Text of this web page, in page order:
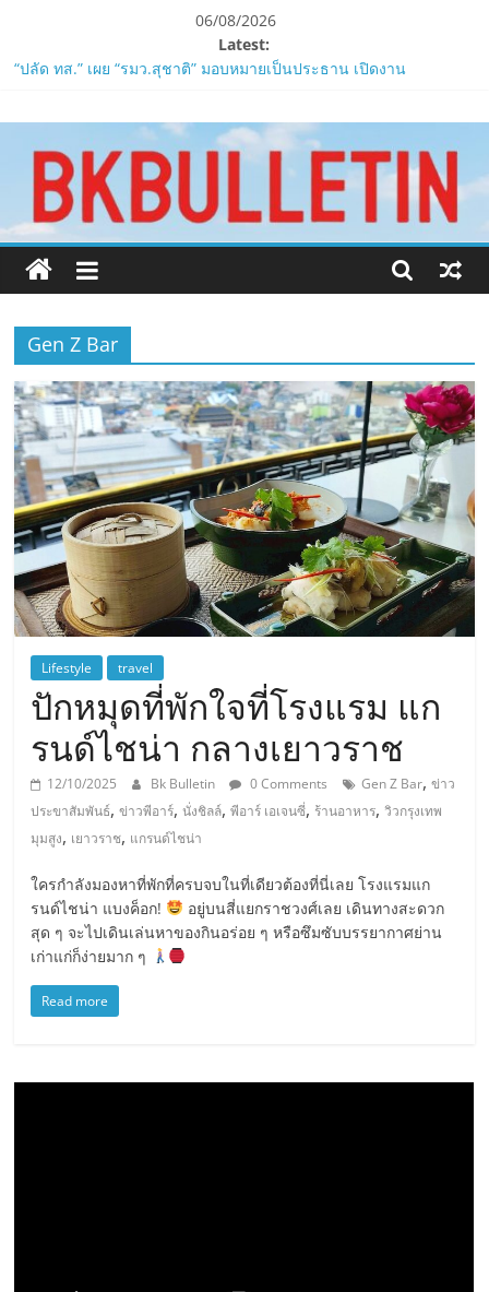
content
06/08/2026
Latest:
ZTE จับมือ AIS อัปเกรด Backbone Networkสำหรับภาครัฐและองค์กร
ธุรกิจ มุ่งเสริมรากฐานเศรษฐกิจดิจิทัลให้แกร่งยิ่งขึ้น
Biodiversity & Bioeconomy Forum 2026เดินหน้าขับเคลื่อน
นโยบาย Nature Positive สู่เศรษฐกิจชีวภาพที่ยั่งยืน
ห้ามพลาด! Smilegate เปิดตัว ‘เฮเลนา’ เซิร์ฟเวอร์ใหม่ของ
LORDNINE 29 ก.ค. นี้
LORDNINE ครบรอบ 1 ปี! Smilegate เปิด “Helena” เซิร์ฟฯ ใหม่
พร้อมอาวุธเคียวและศึกกิลด์-PvP เดือดครึ่งปีหลัง 2026
Smilegate ฉลองครบรอบ 1 ปี “Lordnine”เปิดตัวเซิร์ฟใหม่ ‘Helena’
บูสต์ EXP กระฉูด 50% พร้อมแจกซัมมอนสูงสุด 1,111 ครั้ง!
เสนอ
ข่าว
ครบ
ทุก
Gen Z Bar
Lifestyle travel
ปักหมุดที่พักใจที่โรงแรม แก
รนด์ไชน่า กลางเยาวราช
12/10/2025 Bk Bulletin 0 Comments Gen Z Bar,ข่าว
ประขาสัมพันธ์,ข่าวพีอาร์,นั่งชิลล์,พีอาร์ เอเจนซี่, ร้านอาหาร,วิวกรุงเทพ
มุมสูง, เยาวราช, แกรนด์ไชน่า
ใครกำลังมองหาที่พักที่ครบจบในที่เดียวต้องที่นี่เลย โรงแรมแก
รนด์ไชน่า แบงค็อก!
อยู่บนสี่แยกราชวงศ์เลย เดินทางสะดวก
สุด ๆ จะไปเดินเล่นหาของกินอร่อย ๆ หรือซึมซับบรรยากาศย่าน
เก่าแก่ก็ง่ายมาก ๆ
Read more